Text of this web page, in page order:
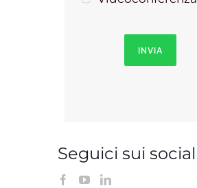
INVIA
Seguici sui social